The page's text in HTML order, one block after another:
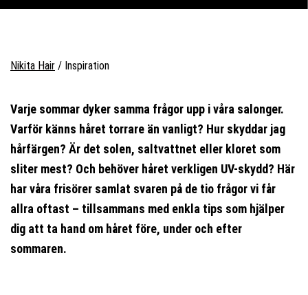
Nikita Hair / Inspiration
Varje sommar dyker samma frågor upp i våra salonger.
Varför känns håret torrare än vanligt? Hur skyddar jag
hårfärgen? Är det solen, saltvattnet eller kloret som
sliter mest? Och behöver håret verkligen UV-skydd? Här
har våra frisörer samlat svaren på de tio frågor vi får
allra oftast – tillsammans med enkla tips som hjälper
dig att ta hand om håret före, under och efter
sommaren.